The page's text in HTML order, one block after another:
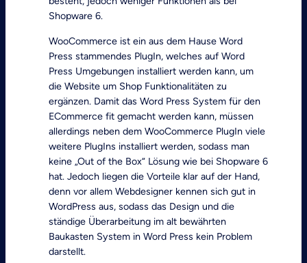
Shopware 6.
WooCommerce ist ein aus dem Hause Word
Press stammendes PlugIn, welches auf Word
Press Umgebungen installiert werden kann, um
die Website um Shop Funktionalitäten zu
ergänzen. Damit das Word Press System für den
ECommerce fit gemacht werden kann, müssen
allerdings neben dem WooCommerce PlugIn viele
weitere PlugIns installiert werden, sodass man
keine „Out of the Box“ Lösung wie bei Shopware 6
hat. Jedoch liegen die Vorteile klar auf der Hand,
denn vor allem Webdesigner kennen sich gut in
WordPress aus, sodass das Design und die
ständige Überarbeitung im alt bewährten
Baukasten System in Word Press kein Problem
darstellt.